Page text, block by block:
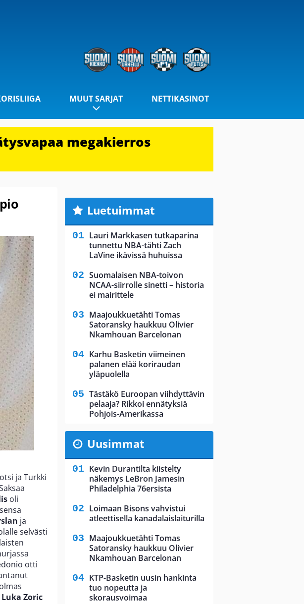
MUUT SARJAT NETTIKASINOT
megakierros
ja Turkki
oli
ja
selvästi
otti
Luka Zoric
Luetuimmat
Lauri Markkasen tutkaparina
tunnettu NBA-tähti Zach
LaVine ikävissä huhuissa
Suomalaisen NBA-toivon
NCAA-siirrolle sinetti – historia
ei mairittele
Maajoukkuetähti Tomas
Satoransky haukkuu Olivier
Nkamhouan Barcelonan
Karhu Basketin viimeinen
palanen elää koriraudan
yläpuolella
Tästäkö Euroopan viihdyttävin
pelaaja? Rikkoi ennätyksiä
Pohjois-Amerikassa
Uusimmat
Kevin Durantilta kiistelty
näkemys LeBron Jamesin
Philadelphia 76ersista
Loimaan Bisons vahvistui
atleettisella kanadalaislaiturilla
Maajoukkuetähti Tomas
Satoransky haukkuu Olivier
Nkamhouan Barcelonan
KTP-Basketin uusin hankinta
tuo nopeutta ja
skorausvoimaa